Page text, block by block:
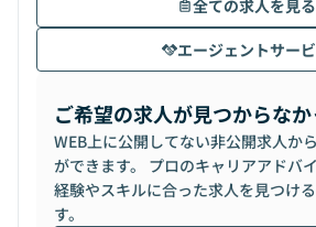
全ての求人を見る
エージェントサー
ご希望の求人が見つからな
WEB上に公開してない非公開求人か
ができます。 プロのキャリアアドバ
経験やスキルに合った求人を見つけ
す。